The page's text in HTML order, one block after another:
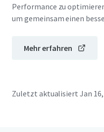
Performance zu
um gemeinsam einen
Mehr erfahren
Zuletzt aktualisiert Jan